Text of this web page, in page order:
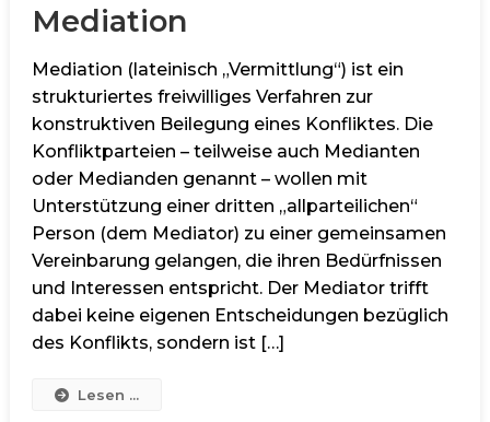
Mediation
Mediation (lateinisch „Vermittlung“) ist ein
strukturiertes freiwilliges Verfahren zur
konstruktiven Beilegung eines Konfliktes. Die
Konfliktparteien – teilweise auch Medianten
oder Medianden genannt – wollen mit
Unterstützung einer dritten „allparteilichen“
Person (dem Mediator) zu einer gemeinsamen
Vereinbarung gelangen, die ihren Bedürfnissen
und Interessen entspricht. Der Mediator trifft
dabei keine eigenen Entscheidungen bezüglich
des Konflikts, sondern ist […]
Lesen ...